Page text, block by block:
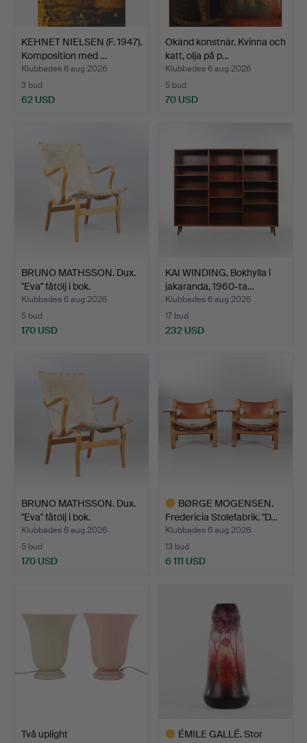
KEHNET NIELSEN (F. 1947).
Komposition med …
Klubbades 6 aug 2026
3 bud
62 USD
Okänd konstnär. Kvinna och
katt, olja på p…
Klubbades 6 aug 2026
5 bud
70 USD
BRUNO MATHSSON. Dux.
"Eva" fåtölj i bok.
Klubbades 6 aug 2026
5 bud
170 USD
KAI WINDING. Bokhylla i
jakaranda, 1960-ta…
Klubbades 6 aug 2026
17 bud
232 USD
BRUNO MATHSSON. Dux.
"Eva" fåtölj i bok.
Klubbades 6 aug 2026
5 bud
170 USD
BØRGE MOGENSEN.
Fredericia Stolefabrik. "D…
Klubbades 6 aug 2026
13 bud
6 111 USD
Två uplight
ÉMILE GALLÉ. Stor